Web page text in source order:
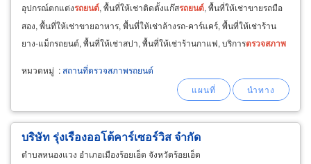
อุปกรณ์ตกแต่งรถยนต์, พื้นที่ให้เช่าติดตั้งแก๊สรถยนต์, พื้นที่ให้เช่าขายรถมือ
สอง, พื้นที่ให้เช่าขายอาหาร, พื้นที่ให้เช่าล้างรถ-คาร์แคร์, พื้นที่ให้เช่าร้าน
ยาง-แม็กรถยนต์, พื้นที่ให้เช่าสปา, พื้นที่ให้เช่าร้านกาแฟ, บริการตรวจสภาพ
หมวดหมู่ :สถานที่ตรวจสภาพรถยนต์
บริษัท รุ่งเรืองออโต้คาร์เซอร์วิส จำกัด
ตำบลหนองแวง อำเภอเมืองร้อยเอ็ด จังหวัดร้อยเอ็ด